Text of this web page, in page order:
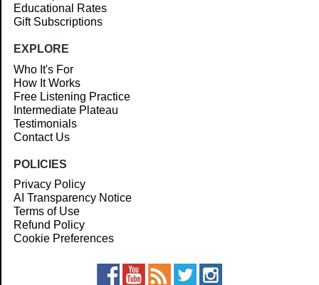
Educational Rates
Gift Subscriptions
EXPLORE
Who It's For
How It Works
Free Listening Practice
Intermediate Plateau
Testimonials
Contact Us
POLICIES
Privacy Policy
AI Transparency Notice
Terms of Use
Refund Policy
Cookie Preferences